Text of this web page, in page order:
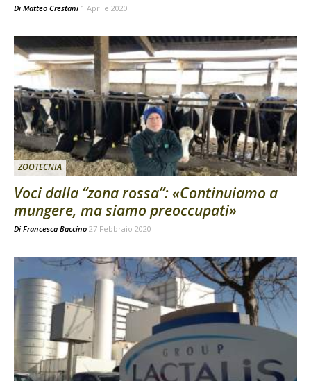
Di Matteo Crestani 1 Aprile 2020
ZOOTECNIA
Voci dalla “zona rossa”: «Continuiamo a
mungere, ma siamo preoccupati»
Di Francesca Baccino 27 Febbraio 2020